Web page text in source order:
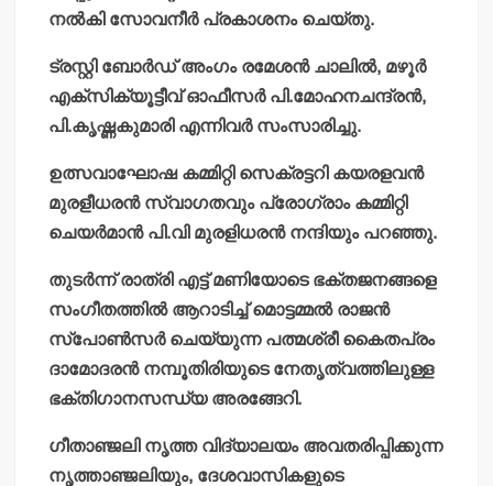
നല്‍കി സോവനീര്‍ പ്രകാശനം ചെയ്തു.
ട്രസ്റ്റി ബോര്‍ഡ് അംഗം രമേശന്‍ ചാലില്‍, മഴൂര്‍
എക്‌സിക്യൂട്ടീവ് ഓഫീസര്‍ പി.മോഹനചന്ദ്രന്‍,
പി.കൃഷ്ണകുമാരി എന്നിവര്‍ സംസാരിച്ചു.
ഉത്സവാഘോഷ കമ്മിറ്റി സെക്രട്ടറി കയരളവന്‍
മുരളീധരന്‍ സ്വാഗതവും പ്രോഗ്രാം കമ്മിറ്റി
ചെയര്‍മാന്‍ പി.വി മുരളിധരന്‍ നന്ദിയും പറഞ്ഞു.
തുടര്‍ന്ന് രാത്രി എട്ട് മണിയോടെ ഭക്തജനങ്ങളെ
സംഗീതത്തില്‍ ആറാടിച്ച് മൊട്ടമ്മല്‍ രാജന്‍
സ്‌പോണ്‍സര്‍ ചെയ്യുന്ന പത്മശ്രീ കൈതപ്രം
ദാമോദരന്‍ നമ്പൂതിരിയുടെ നേതൃത്വത്തിലുള്ള
ഭക്തിഗാനസന്ധ്യ അരങ്ങേറി.
ഗീതാഞ്ജലി നൃത്ത വിദ്യാലയം അവതരിപ്പിക്കുന്ന
നൃത്താഞ്ജലിയും, ദേശവാസികളുടെ